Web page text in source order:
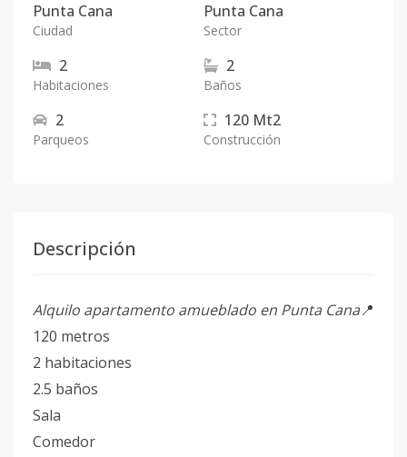
Punta Cana
Ciudad
Punta Cana
Sector
2
Habitaciones
2
Baños
2
Parqueos
120 Mt2
Construcción
Descripción
Alquilo apartamento amueblado en Punta Cana📍
120 metros
2 habitaciones
2.5 baños
Sala
Comedor